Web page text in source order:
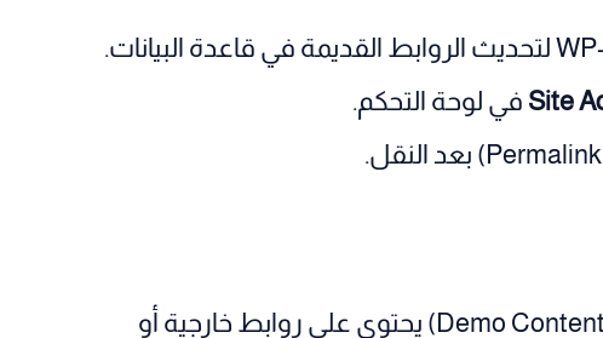
Site في لوحة التحكم.
الكثير من القوالب الحديثة تأتي مع محتوى تجريبي (Demo Content) يحتوي على روابط خارجية أو